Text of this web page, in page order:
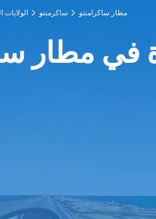
الولايات ساكرمنتو مطار ساكرامنتو
في مطار